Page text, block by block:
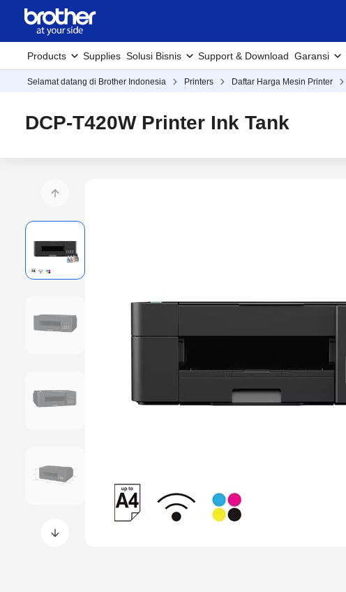
Products Supplies Solusi Bisnis Support & Download Garansi
Selamat datang di Brother Indonesia Printers Daftar Harga Mesin Printer
DCP-T420W Printer Ink Tank